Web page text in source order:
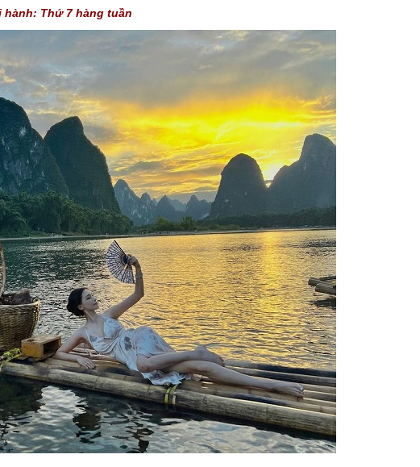
hành: Thứ 7 hàng tuần